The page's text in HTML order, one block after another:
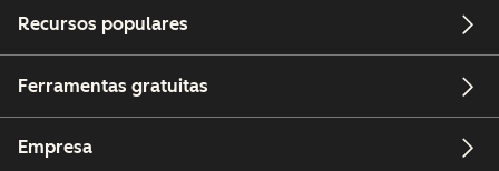
Recursos populares
Ferramentas gratuitas
Empresa